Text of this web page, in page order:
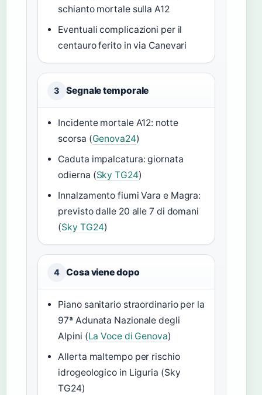
schianto mortale sulla A12
Eventuali complicazioni per il
centauro ferito in via Canevari
3 Segnale temporale
Incidente mortale A12: notte
scorsa (Genova24)
Caduta impalcatura: giornata
odierna (Sky TG24)
Innalzamento fiumi Vara e Magra:
previsto dalle 20 alle 7 di domani
(Sky TG24)
4 Cosa viene dopo
Piano sanitario straordinario per la
97ª Adunata Nazionale degli
Alpini (La Voce di Genova)
Allerta maltempo per rischio
idrogeologico in Liguria (Sky
TG24)